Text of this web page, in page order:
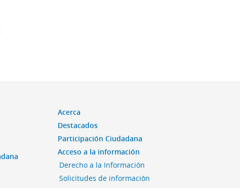
Acerca
Destacados
Participación Ciudadana
Acceso a la información
Derecho a la Información
Solicitudes de información